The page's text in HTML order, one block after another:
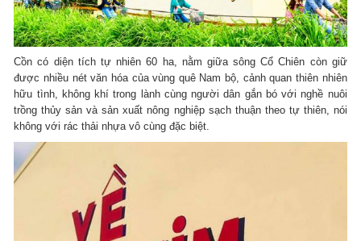
Cồn có diện tích tự nhiên 60 ha, nằm giữa sông Cổ Chiên còn giữ
được nhiều nét văn hóa của vùng quê Nam bộ, cảnh quan thiên nhiên
hữu tình, không khí trong lành cùng người dân gắn bó với nghề nuôi
trồng thủy sản và sản xuất nông nghiệp sạch thuận theo tự thiên, nói
không với rác thải nhựa vô cùng đặc biệt.